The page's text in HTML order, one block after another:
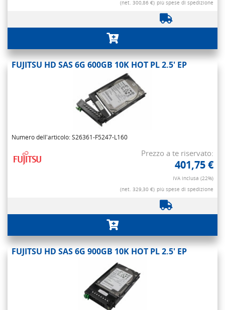
(net. 300,86 €) più spese di spedizione
FUJITSU HD SAS 6G 600GB 10K HOT PL 2.5' EP
Numero dell'articolo: S26361-F5247-L160
Prezzo a te riservato:
401,75 €
IVA inclusa (22%)
(net. 329,30 €) più spese di spedizione
FUJITSU HD SAS 6G 900GB 10K HOT PL 2.5' EP